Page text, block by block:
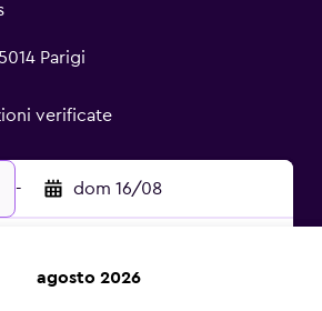
Parigi
verificate
- dom 16/08
agosto 2026